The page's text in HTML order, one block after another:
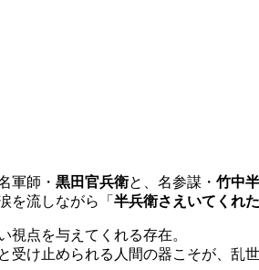
軍師・ 黒田官兵衛と、名参謀・ 竹中
を流しながら「 半兵衛さえいてくれ
視点を与えてくれる存在。
受け止められる人間の器こそが、乱